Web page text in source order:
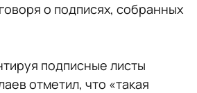
о подписях, собранных
подписные листы
отметил, что «такая